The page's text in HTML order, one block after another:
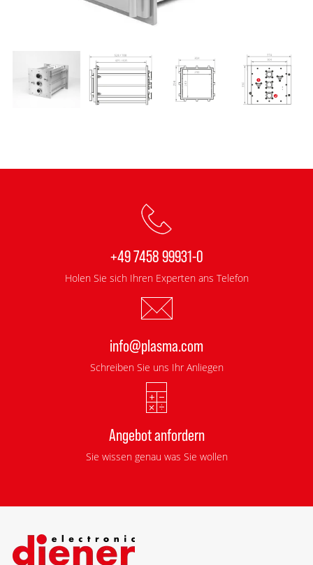
+49 7458 99931-0
Holen Sie sich Ihren Experten ans Telefon
info@plasma.com
Schreiben Sie uns Ihr Anliegen
Angebot anfordern
Sie wissen genau was Sie wollen